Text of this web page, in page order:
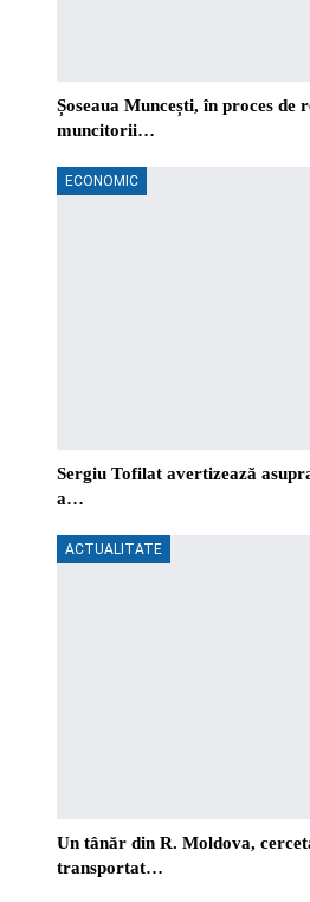
Șoseaua Muncești, în proces de
muncitorii…
ECONOMIC
Sergiu Tofilat avertizează
a…
ACTUALITATE
Un tânăr din R. Moldova,
transportat…